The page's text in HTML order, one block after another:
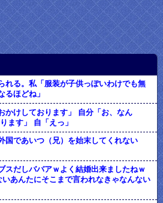
れる。私「服装が子供っぽいわけでも無
ほどね」
かけしております」 自分「お、なん
ます」 自「えっ」
国であいつ（兄）を始末してくれない
スだしババアｗよく結婚出来ましたねｗ
あんたにそこまで言われなきゃなんない